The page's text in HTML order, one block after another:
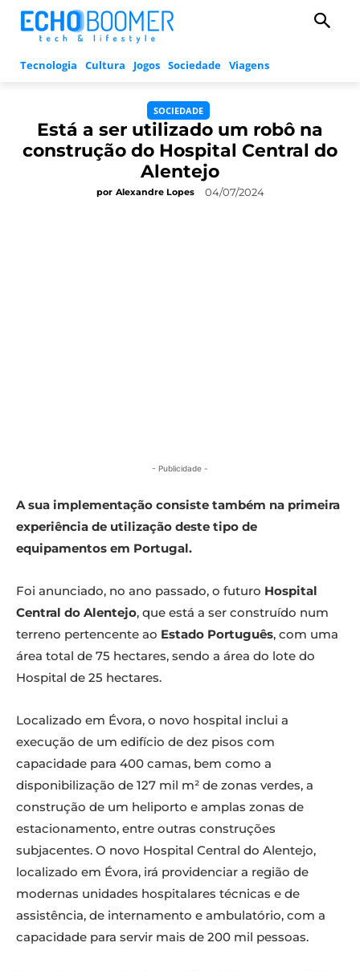
Tecnologia Cultura Jogos Sociedade Viagens
SOCIEDADE
Está a ser utilizado um robô na
construção do Hospital Central do
Alentejo
por Alexandre Lopes 04/07/2024
- Publicidade -
A sua implementação consiste também na primeira
experiência de utilização deste tipo de
equipamentos em Portugal.
Foi anunciado, no ano passado, o futuro Hospital
Central do Alentejo, que está a ser construído num
terreno pertencente ao Estado Português, com uma
área total de 75 hectares, sendo a área do lote do
Hospital de 25 hectares.
Localizado em Évora, o novo hospital inclui a
execução de um edifício de dez pisos com
capacidade para 400 camas, bem como a
disponibilização de 127 mil m² de zonas verdes, a
construção de um heliporto e amplas zonas de
estacionamento, entre outras construções
subjacentes. O novo Hospital Central do Alentejo,
localizado em Évora, irá providenciar a região de
modernas unidades hospitalares técnicas e de
assistência, de internamento e ambulatório, com a
capacidade para servir mais de 200 mil pessoas.